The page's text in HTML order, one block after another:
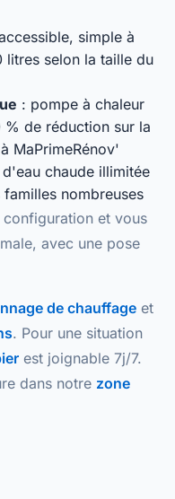
simple à
litres selon la taille du
: pompe à chaleur
% de réduction sur la
MaPrimeRénov'
chaude illimitée
nombreuses
et vous
avec une pose
de chauffage et
. Pour une situation
est joignable 7j/7.
dans notre zone